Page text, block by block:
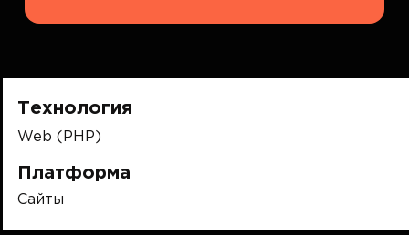
Технология
Web (PHP)
Платформа
Сайты